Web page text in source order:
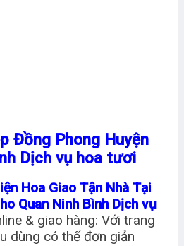
Đồng Phong Huyện
Dịch vụ hoa tươi
Hoa Giao Tận Nhà Tại
Quan Ninh Bình Dịch vụ
& giao hàng: Với trang
dùng có thể đơn giản